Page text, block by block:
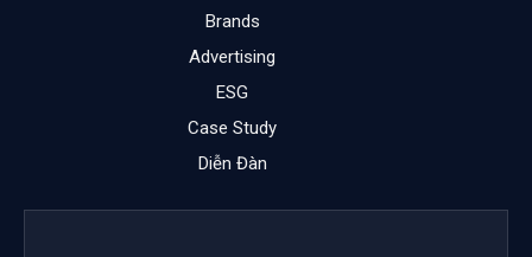
Nhiều doanh nghiệp vừa và nhỏ, siêu nhỏ ở Thành
phố Hồ Chí Minh chưa thể tiếp cận dòng tín dụng
gói tín dụng với lãi suất ưu đãi.
Không có tài sản đảm bảo, hồ sơ tài chính không đủ